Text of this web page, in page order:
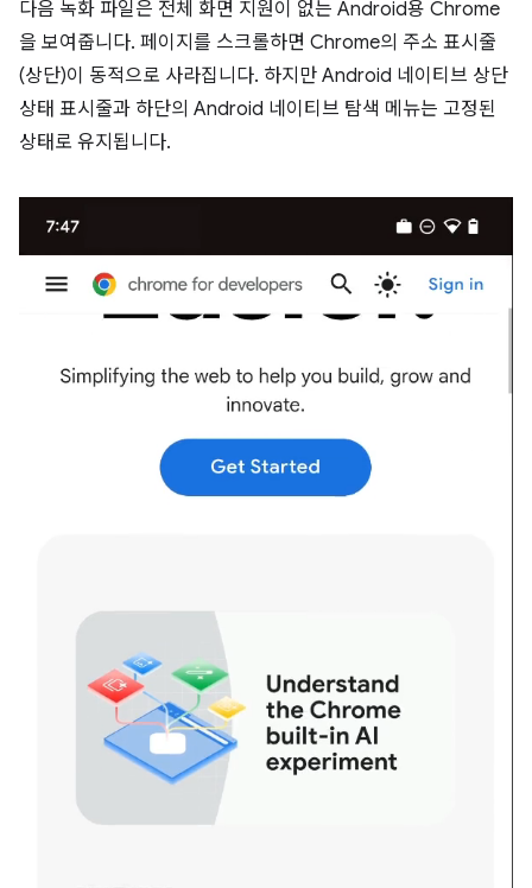
다음 녹화 파일은 전체 화면 지원이 없는 Android용 Chrome
을 보여줍니다. 페이지를 스크롤하면 Chrome의 주소 표시줄
(상단)이 동적으로 사라집니다. 하지만 Android 네이티브 상단
상태 표시줄과 하단의 Android 네이티브 탐색 메뉴는 고정된
상태로 유지됩니다.